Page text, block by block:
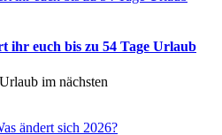
ihr euch bis zu 54 Tage Urlaub
im nächsten